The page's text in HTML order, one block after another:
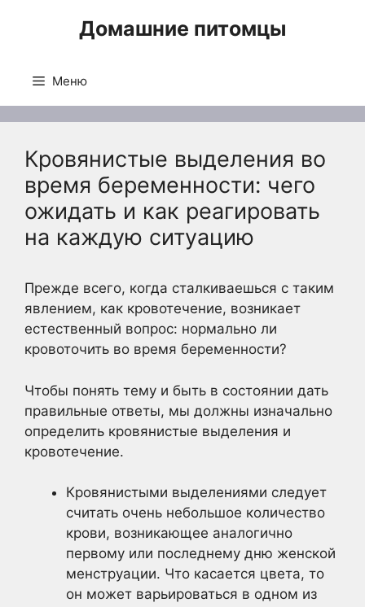
Домашние питомцы
Меню
Кровянистые выделения во
время беременности: чего
ожидать и как реагировать
на каждую ситуацию
Прежде всего, когда сталкиваешься с таким
явлением, как кровотечение, возникает
естественный вопрос: нормально ли
кровоточить во время беременности?
Чтобы понять тему и быть в состоянии дать
правильные ответы, мы должны изначально
определить кровянистые выделения и
кровотечение.
Кровянистыми выделениями следует
считать очень небольшое количество
крови, возникающее аналогично
первому или последнему дню женской
менструации. Что касается цвета, то
он может варьироваться в одном из